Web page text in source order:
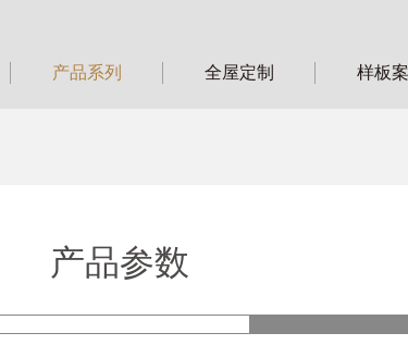
产品系列 全屋定制 样板
产品参数